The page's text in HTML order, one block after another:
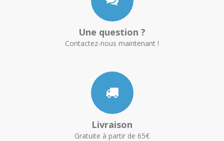
Une question ?
Contactez-nous maintenant !
Livraison
Gratuite à partir de 65€